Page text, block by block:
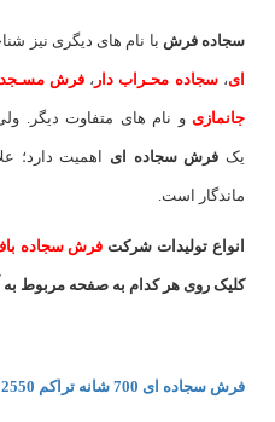
سجاده فرش با نام های دیگری نیز
ای، سجاده محـراب دار ،فرش
جانمازی و نام های متفاوت دیگر.
یک فرش سجاده ای اهمیت دارد؛
ماندگار است.
انواع تولیدات شرکت فرش سجاده
کلیک روی هر کدام به صفحه مربوط به
فرش سجاده ای 700 شانه تراکم 2550